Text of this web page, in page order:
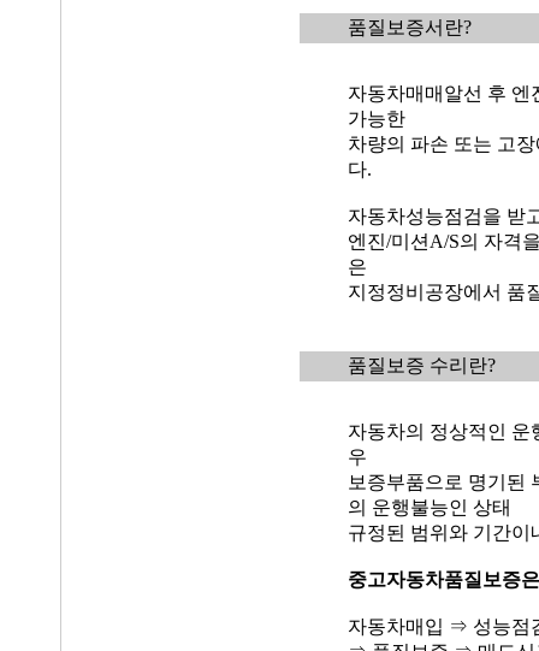
품질보증서란?
자동차매매알선 후 엔
가능한
차량의 파손 또는 고
다.
자동차성능점검을 받
엔진/미션A/S의 자격
은
지정정비공장에서 품
품질보증 수리란?
자동차의 정상적인 운
우
보증부품으로 명기된
의 운행불능인 상태
규정된 범위와 기간이
중고자동차품질보증은
자동차매입 ⇒ 성능점